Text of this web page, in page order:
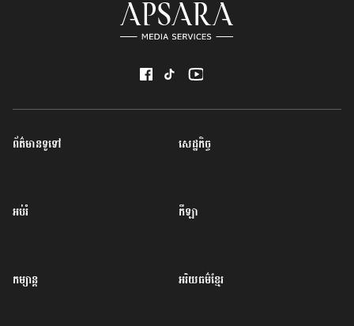
ព័ត៌មានទូទៅ សេដ្ឋកិច្ច
អប់រំ កីឡា
កម្សាន្ត អរិយធម៌ខ្មែរ